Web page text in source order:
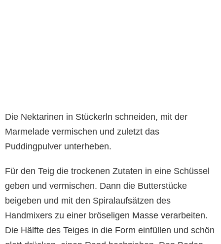
Die Nektarinen in Stückerln schneiden, mit der
Marmelade vermischen und zuletzt das
Puddingpulver unterheben.
Für den Teig die trockenen Zutaten in eine Schüssel
geben und vermischen. Dann die Butterstücke
beigeben und mit den Spiralaufsätzen des
Handmixers zu einer bröseligen Masse verarbeiten.
Die Hälfte des Teiges in die Form einfüllen und schön